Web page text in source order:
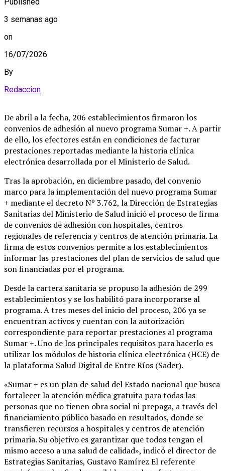
3 semanas ago
on
16/07/2026
By
Redaccion
De abril a la fecha, 206 establecimientos firmaron los
convenios de adhesión al nuevo programa Sumar +. A partir
de ello, los efectores están en condiciones de facturar
prestaciones reportadas mediante la historia clínica
electrónica desarrollada por el Ministerio de Salud.
Tras la aprobación, en diciembre pasado, del convenio
marco para la implementación del nuevo programa Sumar
+ mediante el decreto Nº 3.762, la Dirección de Estrategias
Sanitarias del Ministerio de Salud inició el proceso de firma
de convenios de adhesión con hospitales, centros
regionales de referencia y centros de atención primaria. La
firma de estos convenios permite a los establecimientos
informar las prestaciones del plan de servicios de salud que
son financiadas por el programa.
Desde la cartera sanitaria se propuso la adhesión de 299
establecimientos y se los habilitó para incorporarse al
programa. A tres meses del inicio del proceso, 206 ya se
encuentran activos y cuentan con la autorización
correspondiente para reportar prestaciones al programa
Sumar +. Uno de los principales requisitos para hacerlo es
utilizar los módulos de historia clínica electrónica (HCE) de
la plataforma Salud Digital de Entre Ríos (Sader).
«Sumar + es un plan de salud del Estado nacional que busca
fortalecer la atención médica gratuita para todas las
personas que no tienen obra social ni prepaga, a través del
financiamiento público basado en resultados, donde se
transfieren recursos a hospitales y centros de atención
primaria. Su objetivo es garantizar que todos tengan el
mismo acceso a una salud de calidad», indicó el director de
Estrategias Sanitarias, Gustavo Ramírez El referente